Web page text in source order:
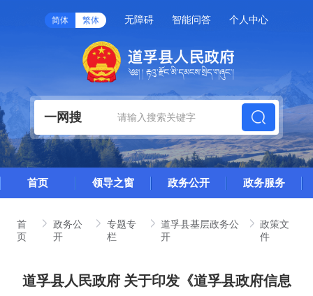
简体 繁体 无障碍 智能问答 个人中心
一网搜
首页 领导之窗 政务公开 政务服务
首
页
政务公
开
专题专
栏
道孚县基层政务公
开
政策文
件
道孚县人民政府 关于印发《道孚县政府信息